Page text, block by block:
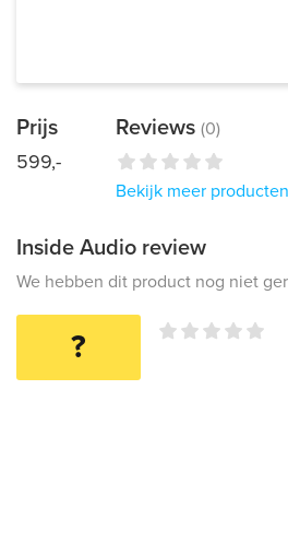
Prijs
599,-
Reviews (0)
Bekijk meer
Inside Audio review
We hebben dit product nog niet
?